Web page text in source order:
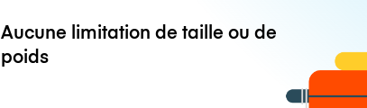
Aucune limitation de taille ou de
poids